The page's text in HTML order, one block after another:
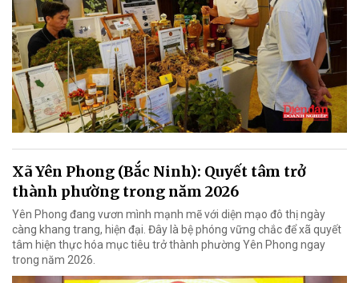
Xã Yên Phong (Bắc Ninh): Quyết tâm trở
thành phường trong năm 2026
Yên Phong đang vươn mình mạnh mẽ với diện mạo đô thị ngày
càng khang trang, hiện đại. Đây là bệ phóng vững chắc để xã quyết
tâm hiện thực hóa mục tiêu trở thành phường Yên Phong ngay
trong năm 2026.